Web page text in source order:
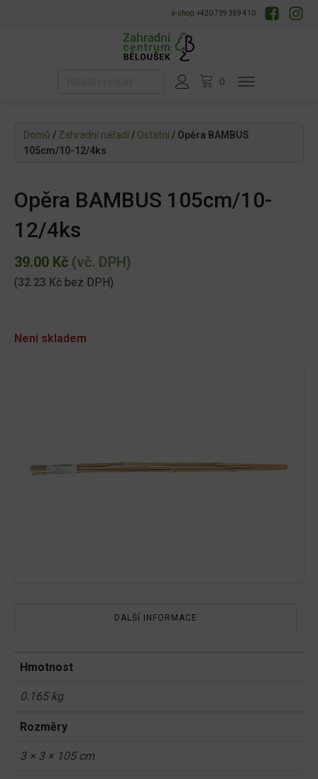
e-shop: +420 739 359 410
Domů / Zahradní nářadí/ Ostatní/ Opěra BAMBUS
105cm/10-12/4ks
Opěra BAMBUS 105cm/10-
12/4ks
39.00 Kč (vč. DPH)
(32.23 Kč bez DPH)
Není skladem
DALŠÍ INFORMACE
Hmotnost
0.165 kg
Rozměry
3 × 3 × 105 cm